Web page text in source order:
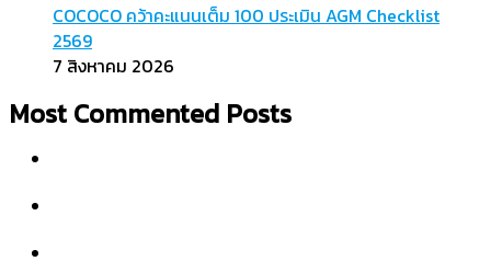
COCOCO คว้าคะแนนเต็ม 100 ประเมิน AGM Checklist
2569
7 สิงหาคม 2026
Most Commented Posts